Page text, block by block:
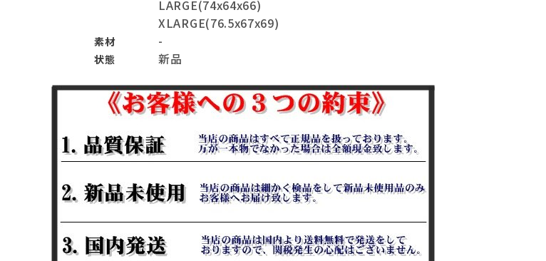
ログイン person 会員登録
Follow us
LARGE(74x64x66)
XLARGE(76.5x67x69)
素材 -
状態 新品